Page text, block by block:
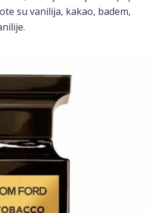
su vanilija, kakao, badem,